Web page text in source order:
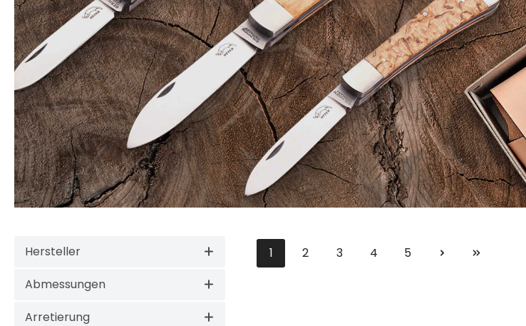
Hersteller
Abmessungen
Arretierung
Seite
1 Seite
2 Seite
3 Seite
4 Seite
5